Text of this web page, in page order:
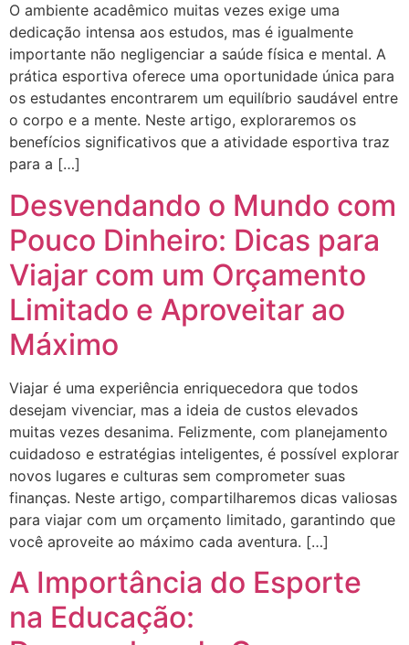
O ambiente acadêmico muitas vezes exige uma
dedicação intensa aos estudos, mas é igualmente
importante não negligenciar a saúde física e mental. A
prática esportiva oferece uma oportunidade única para
os estudantes encontrarem um equilíbrio saudável entre
o corpo e a mente. Neste artigo, exploraremos os
benefícios significativos que a atividade esportiva traz
para a […]
Desvendando o Mundo com
Pouco Dinheiro: Dicas para
Viajar com um Orçamento
Limitado e Aproveitar ao
Máximo
Viajar é uma experiência enriquecedora que todos
desejam vivenciar, mas a ideia de custos elevados
muitas vezes desanima. Felizmente, com planejamento
cuidadoso e estratégias inteligentes, é possível explorar
novos lugares e culturas sem comprometer suas
finanças. Neste artigo, compartilharemos dicas valiosas
para viajar com um orçamento limitado, garantindo que
você aproveite ao máximo cada aventura. […]
A Importância do Esporte
na Educação: